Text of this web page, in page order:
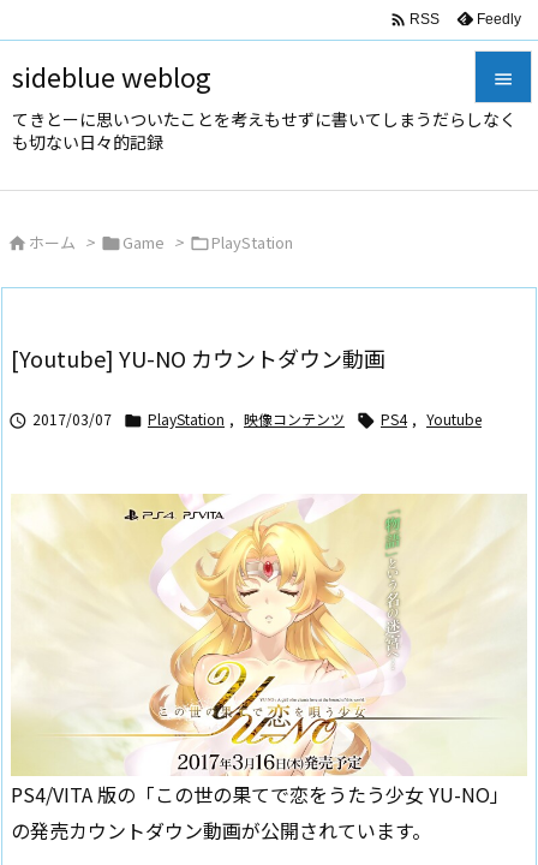
sideblue weblog
てきとーに思いついたことを考えもせずに書いてしまうだらしなく
も切ない日々的記録



 RSS Feedly
 ホーム > Game > PlayStation
[Youtube] YU-NO カウントダウン動画
 2017/03/07  PlayStation , 映像コンテンツ  PS4 , Youtube
PS4/VITA 版の「この世の果てで恋をうたう少女 YU-NO」
の発売カウントダウン動画が公開されています。